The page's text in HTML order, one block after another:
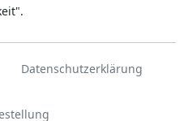
Datenschutzerklärung